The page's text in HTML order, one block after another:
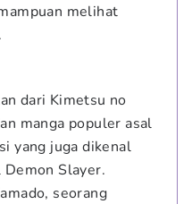
melihat
dari Kimetsu no
manga populer asal
yang juga dikenal
Slayer.
seorang